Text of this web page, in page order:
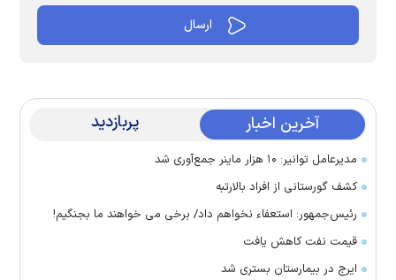
آخرین اخبار پربازدید
مدیرعامل توانیر: ۱۰ هزار ماینر جمع‌آوری شد
کشف گورستانی از افراد بالارتبه
رئیس‌جمهور: استعفاء نخواهم داد/ برخی می خواهند ما بجنگیم!
قیمت نفت کاهش یافت
ایرج در بیمارستان بستری شد